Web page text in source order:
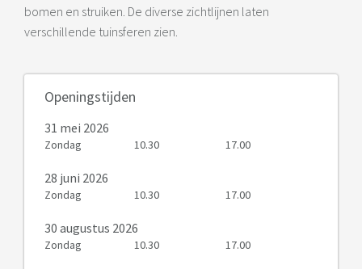
bomen en struiken. De diverse zichtlijnen laten
verschillende tuinsferen zien.
Openingstijden
31 mei 2026
Zondag 10.30 17.00
28 juni 2026
Zondag 10.30 17.00
30 augustus 2026
Zondag 10.30 17.00